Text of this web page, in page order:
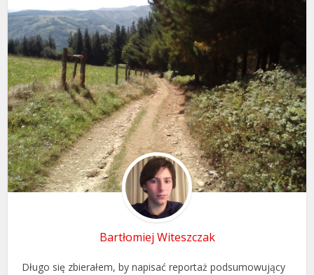
Bartłomiej Witeszczak
Długo się zbierałem, by napisać reportaż podsumowujący